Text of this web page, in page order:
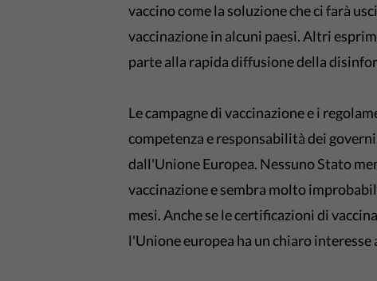
vaccino come la soluzione che ci farà
vaccinazione in alcuni paesi. Altri
parte alla rapida diffusione della
Le campagne di vaccinazione e i
competenza e responsabilità dei
dall'Unione Europea. Nessuno Stato
vaccinazione e sembra molto
mesi. Anche se le certificazioni di
l'Unione europea ha un chiaro